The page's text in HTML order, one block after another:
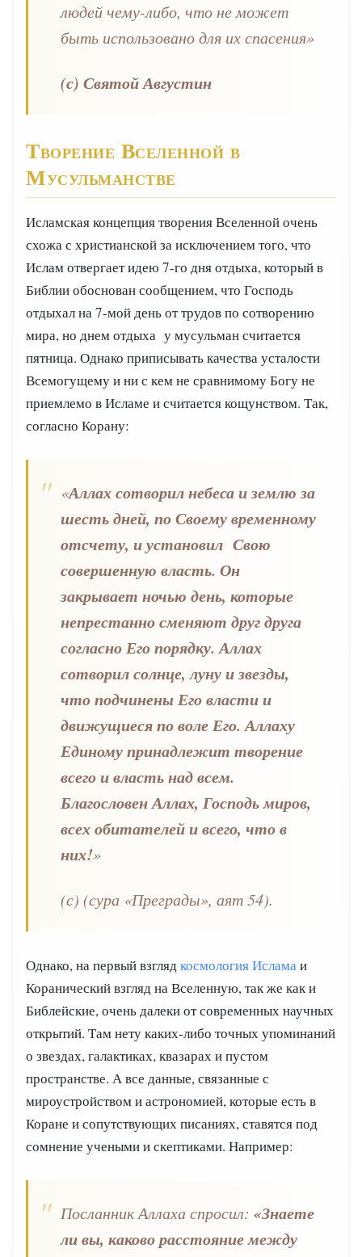
людей чему-либо, что не может
быть использовано для их спасения»
(с) Святой Августин
Творение Вселенной в
Мусульманстве
Исламская концепция творения Вселенной очень
схожа с христианской за исключением того, что
Ислам отвергает идею 7-го дня отдыха, который в
Библии обоснован сообщением, что Господь
отдыхал на 7-мой день от трудов по сотворению
мира, но днем отдыха у мусульман считается
пятница. Однако приписывать качества усталости
Всемогущему и ни с кем не сравнимому Богу не
приемлемо в Исламе и считается кощунством. Так,
согласно Корану:
«Аллах сотворил небеса и землю за
шесть дней, по Своему временному
отсчету, и установил Свою
совершенную власть. Он
закрывает ночью день, которые
непрестанно сменяют друг друга
согласно Его порядку. Аллах
сотворил солнце, луну и звезды,
что подчинены Его власти и
движущиеся по воле Его. Аллаху
Единому принадлежит творение
всего и власть над всем.
Благословен Аллах, Господь миров,
всех обитателей и всего, что в
них!»
(с) (сура «Преграды», аят 54).
Однако, на первый взглядкосмология Исламаи
Коранический взгляд на Вселенную, так же как и
Библейские, очень далеки от современных научных
открытий. Там нету каких-либо точных упоминаний
о звездах, галактиках, квазарах и пустом
пространстве. А все данные, связанные с
мироустройством и астрономией, которые есть в
Коране и сопутствующих писаниях, ставятся под
сомнение учеными и скептиками. Например:
Посланник Аллаха спросил: «Знаете
ли вы, каково расстояние между